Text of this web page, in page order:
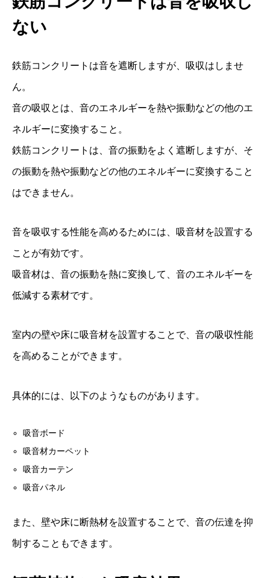
ない
鉄筋コンクリートは音を遮断しますが、吸収はしませ
ん。
音の吸収とは、音のエネルギーを熱や振動などの他のエ
ネルギーに変換すること。
鉄筋コンクリートは、音の振動をよく遮断しますが、そ
の振動を熱や振動などの他のエネルギーに変換すること
はできません。
音を吸収する性能を高めるためには、吸音材を設置する
ことが有効です。
吸音材は、音の振動を熱に変換して、音のエネルギーを
低減する素材です。
室内の壁や床に吸音材を設置することで、音の吸収性能
を高めることができます。
具体的には、以下のようなものがあります。
吸音ボード
吸音材カーペット
吸音カーテン
吸音パネル
また、壁や床に断熱材を設置することで、音の伝達を抑
制することもできます。